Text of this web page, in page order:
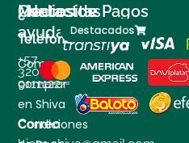
Destacados
¿Necesitas
ayuda?
Como
comprar
en Shiva
Condiciones
Contactos
Teléfono
+57
320
9111122
Correo
Medios de Pagos